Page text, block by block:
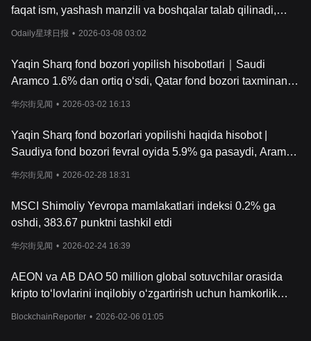
faqat ism, yashash manzili va boshqalar talab qilinadi,
xavfsizlik tekshiruvi esa yuzni aniqlash yoki PIN-kod orqali
Odaily星球日报 • 2026-03-08 03:02
Yaqin Sharq fond bozori yopilish hisobotlari｜Saudi
Aramco 1.6% dan ortiq o‘sdi, Qatar fond bozori taxminan
4.3% ga pasaydi
华尔街见闻 • 2026-03-02 16:13
Yaqin Sharq fond bozorlari yopilishi haqida hisobot |
Saudiya fond bozori fevral oyida 5.9% ga pasaydi, Aramco
taxminan 3.3% ga tushdi, Misr fond bozori esa 3.2% dan
华尔街见闻 • 2026-02-28 18:31
MSCI Shimoliy Yevropa mamlakatlari indeksi 0.2% ga
oshdi, 383.67 punktni tashkil etdi
华尔街见闻 • 2026-02-24 16:39
AEON va AB DAO 50 million global sotuvchilar orasida
kripto to‘lovlarini inqilobiy o‘zgartirish uchun hamkorlik
BlockchainReporter • 2026-02-06 01:05